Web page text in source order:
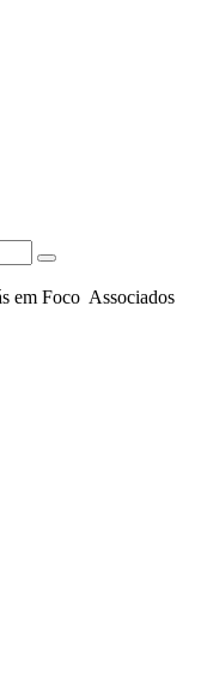
em Foco Associados